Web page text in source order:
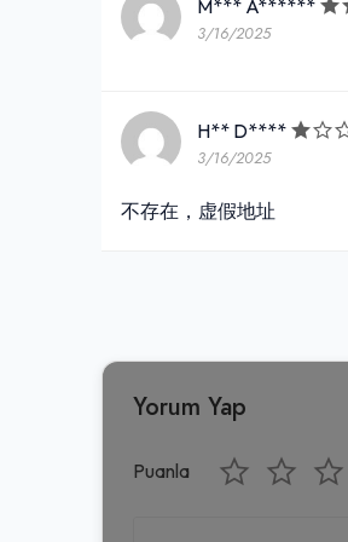
M*** A******
3/16/2025
H** D****
3/16/2025
不存在，虚假地址
Yorum Yap
Puanla